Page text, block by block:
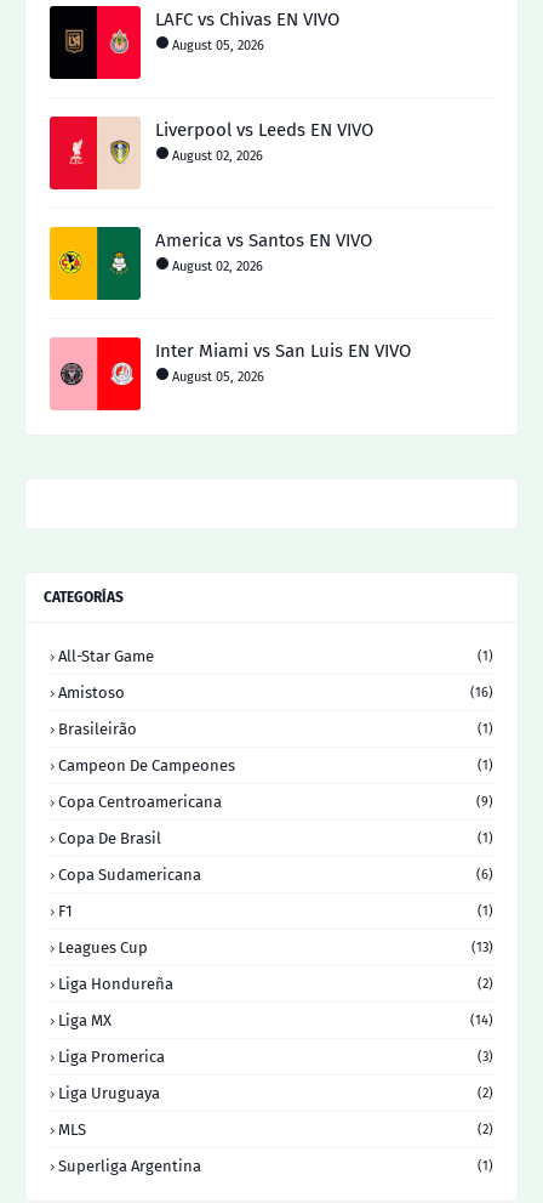
LAFC vs Chivas EN VIVO
August 05, 2026
Liverpool vs Leeds EN VIVO
August 02, 2026
America vs Santos EN VIVO
August 02, 2026
Inter Miami vs San Luis EN VIVO
August 05, 2026
CATEGORÍAS
All-Star Game (1)
Amistoso (16)
Brasileirão (1)
Campeon De Campeones (1)
Copa Centroamericana (9)
Copa De Brasil (1)
Copa Sudamericana (6)
F1 (1)
Leagues Cup (13)
Liga Hondureña (2)
Liga MX (14)
Liga Promerica (3)
Liga Uruguaya (2)
MLS (2)
Superliga Argentina (1)